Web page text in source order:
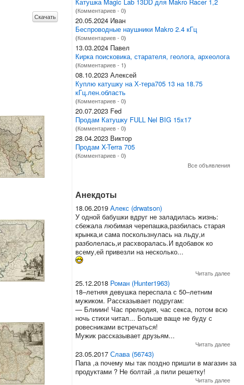
Скачать
(Комментариев - 0)
20.05.2024 Иван
Беспроводные наушники Makro 2.4 кГц
(Комментариев - 0)
13.03.2024 Павел
Кирка поисковика, старателя, геолога, археолога
(Комментариев - 1)
08.10.2023 Алексей
Куплю катушку на Х-тера705 13 на 18.75
кГц.лен.область
(Комментариев - 0)
20.07.2023 Fed
Продам Катушку FULL Nel BIG 15x17
(Комментариев - 0)
28.04.2023 Виктор
Продам X-Terra 705
(Комментариев - 0)
Все объявления
Анекдоты
18.06.2019 Алекс (drwatson)
У одной бабушки вдруг не заладилась жизнь:
сбежала любимая черепашка,разбилась старая
крынка,и сама поскользнулась на льду,и
разболелась,и расхворалась.И вдобавок ко
всему,ей привезли на несколько...
Читать далее
25.12.2018 Роман (Hunter1963)
18–летняя девушка переспала с 50–летним
мужиком. Рассказывает подругам:
— Блииин! Час прелюдия, час секса, потом всю
ночь стихи читал... Больше ваще не буду с
ровесниками встречаться!
Мужик рассказывает друзьям...
Читать далее
23.05.2017 Слава (56743)
Папа ,а почему мы так поздно пришли в магазин за
продуктами ? Не болтай ,а пили решетку!
Читать далее